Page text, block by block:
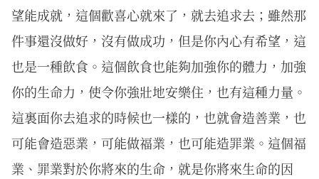
望能成就，這個歡喜心就來了，就去追求去；雖然那
件事還沒做好，沒有做成功，但是你內心有希望，這
也是一種飲食。這個飲食也能夠加強你的體力，加強
你的生命力，使令你強壯地安樂住，也有這種力量。
這裏面你去追求的時候也一樣的，也就會造善業，也
可能會造惡業，可能做福業，也可能造罪業。這個福
業、罪業對於你將來的生命，就是你將來生命的因